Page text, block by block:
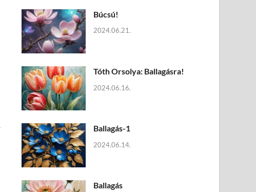
Búcsú!
2024.06.21.
Tóth Orsolya: Ballagásra!
2024.06.16.
Ballagás-1
2024.06.14.
Ballagás